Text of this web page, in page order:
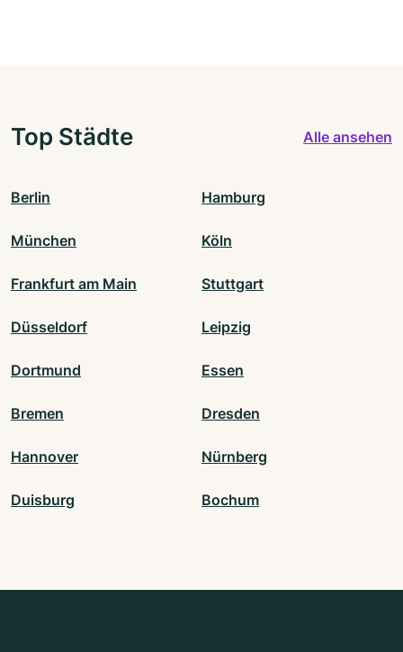
Top Städte Alle ansehen
Berlin Hamburg
München Köln
Frankfurt am Main Stuttgart
Düsseldorf Leipzig
Dortmund Essen
Bremen Dresden
Hannover Nürnberg
Duisburg Bochum